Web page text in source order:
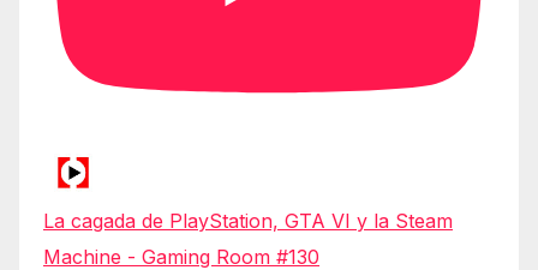
La cagada de PlayStation, GTA VI y la Steam
Machine - Gaming Room #130